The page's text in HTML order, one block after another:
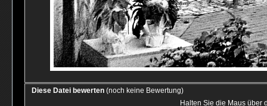
Diese Datei bewerten (noch keine Bewertung)
Halten Sie die Maus über